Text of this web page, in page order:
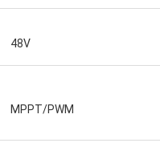
48V
MPPT/PWM